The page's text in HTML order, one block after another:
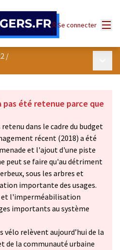
Se connecter
/
été retenue parce que
dans le cadre du budget
récent (2018) a été
et l'ajout d'une piste
peut se faire qu'au détriment
sous les arbres et
importante des usages.
et l'imperméabilisation
importants au système
relèvent aujourd’hui de la
de la communauté urbaine